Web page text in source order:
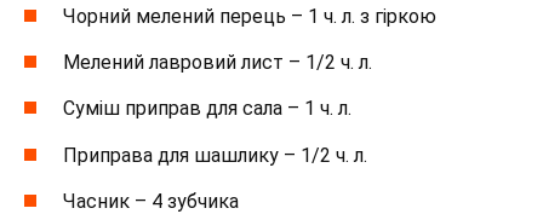
Чорний мелений перець – 1 ч. л. з гіркою
Мелений лавровий лист – 1/2 ч. л.
Суміш приправ для сала – 1 ч. л.
Приправа для шашлику – 1/2 ч. л.
Часник – 4 зубчика